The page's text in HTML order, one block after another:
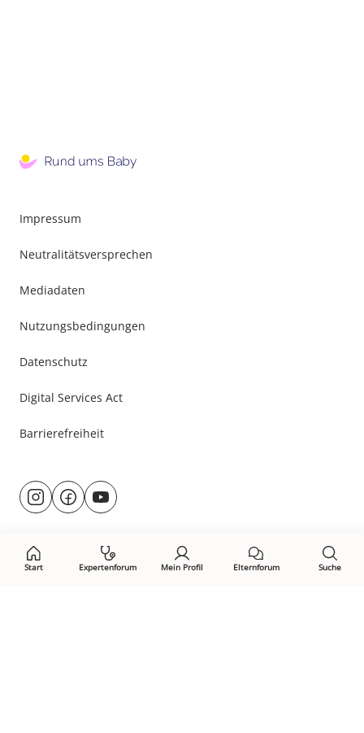
Start Expertenforum Mein Profil Elternforum Suche
Impressum
Neutralitätsversprechen
Mediadaten
Nutzungsbedingungen
Datenschutz
Digital Services Act
Barrierefreiheit
Besuche
uns@rund.ums.baby
facebook.com/rundumsbaby.de
youtube.com/@rundumsbaby_